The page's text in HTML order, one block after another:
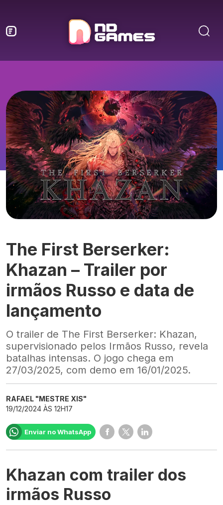
The First Berserker:
Khazan – Trailer por
irmãos Russo e data de
lançamento
O trailer de The First Berserker: Khazan,
supervisionado pelos Irmãos Russo, revela
batalhas intensas. O jogo chega em
27/03/2025, com demo em 16/01/2025.
RAFAEL "MESTRE XIS"
19/12/2024 ÀS 12H17
Enviar no WhatsApp
Khazan com trailer dos
irmãos Russo